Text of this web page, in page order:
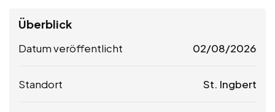
Überblick
Datum veröffentlicht 02/08/2026
Standort St. Ingbert